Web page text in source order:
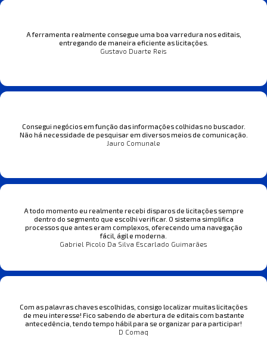
A ferramenta realmente consegue uma boa varredura nos editais,
entregando de maneira eficiente as licitações.
Gustavo Duarte Reis
Consegui negócios em função das informações colhidas no buscador.
Não há necessidade de pesquisar em diversos meios de comunicação.
Jauro Comunale
A todo momento eu realmente recebi disparos de licitações sempre
dentro do segmento que escolhi verificar. O sistema simplifica
processos que antes eram complexos, oferecendo uma navegação
fácil, ágil e moderna.
Gabriel Picolo Da Silva Escarlado Guimarães
Com as palavras chaves escolhidas, consigo localizar muitas licitações
de meu interesse! Fico sabendo de abertura de editais com bastante
antecedência, tendo tempo hábil para se organizar para participar!
D Comaq